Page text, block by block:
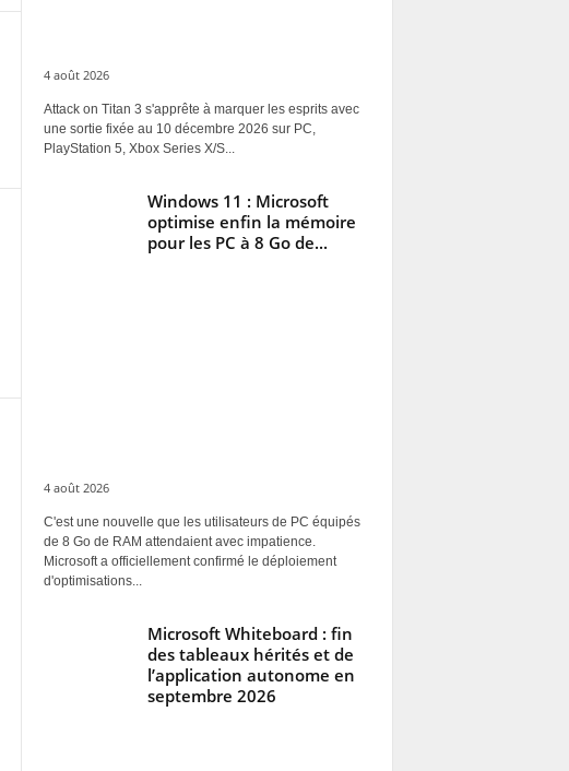
4 août 2026
Attack on Titan 3 s'apprête à marquer les esprits avec
une sortie fixée au 10 décembre 2026 sur PC,
PlayStation 5, Xbox Series X/S...
Windows 11 : Microsoft
optimise enfin la mémoire
pour les PC à 8 Go de...
4 août 2026
C'est une nouvelle que les utilisateurs de PC équipés
de 8 Go de RAM attendaient avec impatience.
Microsoft a officiellement confirmé le déploiement
d'optimisations...
Microsoft Whiteboard : fin
des tableaux hérités et de
l’application autonome en
septembre 2026